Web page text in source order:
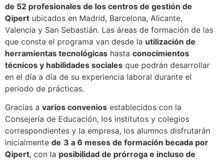
de 52 profesionales de los centros de gestión de
Qipert ubicados en Madrid, Barcelona, Alicante,
Valencia y San Sebastián. Las áreas de formación de las
que consta el programa van desde la utilización de
herramientas tecnológicas hasta conocimientos
técnicos y habilidades sociales que podrán desarrollar
en el día a día de su experiencia laboral durante el
periodo de prácticas.
Gracias a varios convenios establecidos con la
Consejería de Educación, los institutos y colegios
correspondientes y la empresa, los alumnos disfrutarán
inicialmente de 3 a 6 meses de formación becada por
Qipert, con la posibilidad de prórroga e incluso de